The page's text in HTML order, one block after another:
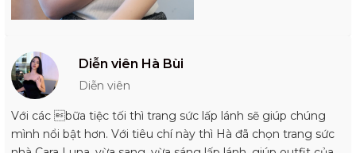
Diễn viên Hà Bùi
Diễn viên
Với các bữa tiệc tối thì trang sức lấp lánh sẽ giúp chúng
mình nổi bật hơn. Với tiêu chí này thì Hà đã chọn trang sức